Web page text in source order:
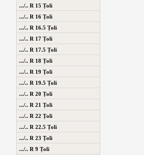
.../.. R 15 Țoli
.../.. R 16 Țoli
.../.. R 16.5 Țoli
.../.. R 17 Țoli
.../.. R 17.5 Țoli
.../.. R 18 Țoli
.../.. R 19 Țoli
.../.. R 19.5 Țoli
.../.. R 20 Țoli
.../.. R 21 Țoli
.../.. R 22 Țoli
.../.. R 22.5 Țoli
.../.. R 23 Țoli
.../.. R 9 Țoli